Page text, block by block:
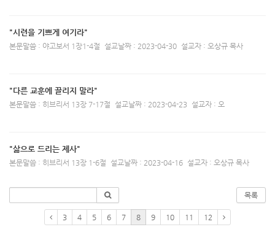
"시련을 기쁘게 여기라"
본문말씀 : 야고보서 1장1-4절 설교날짜 : 2023-04-30 설교자 : 오상규 목사
"다른 교훈에 끌리지 말라"
본문말씀 : 히브리서 13장 7-17절 설교날짜 : 2023-04-23 설교자 : 오
"삶으로 드리는 제사"
본문말씀 : 히브리서 13장 1-6절 설교날짜 : 2023-04-16 설교자 : 오상규 목사
목록
3 4 5 6 7 8 9 10 11 12